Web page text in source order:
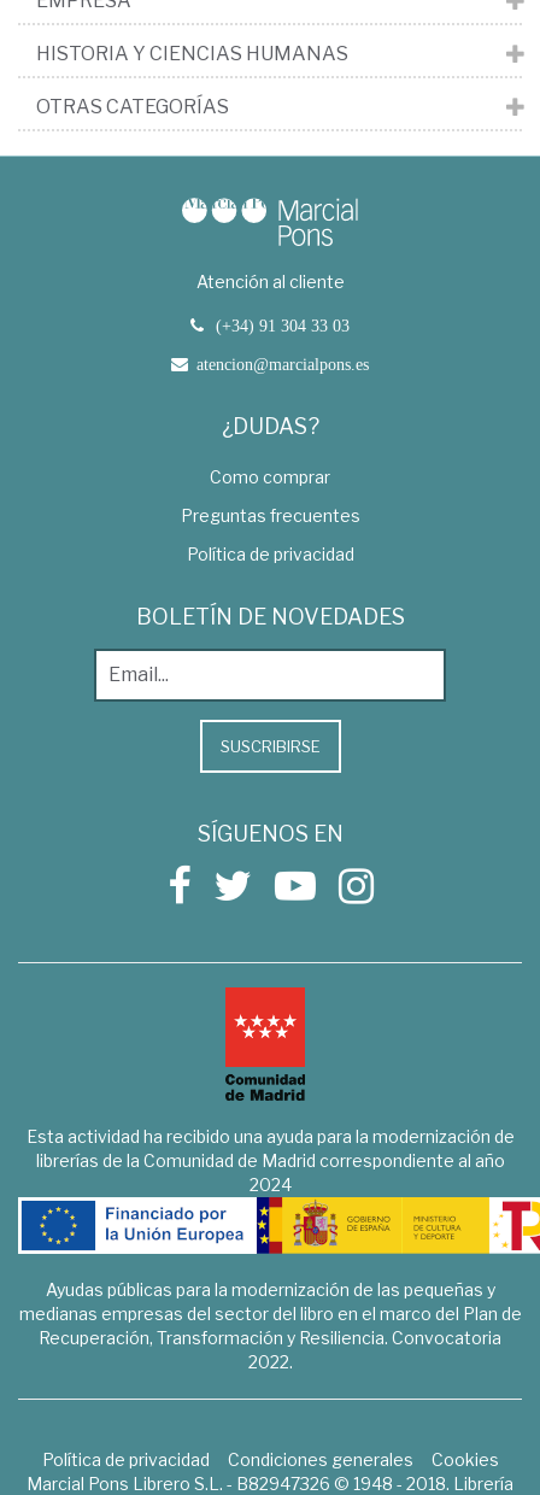
HISTORIA Y CIENCIAS HUMANAS
OTRAS CATEGORÍAS
Atención al cliente
(+34) 91 304 33 03
atencion@marcialpons.es
¿DUDAS?
Como comprar
Preguntas frecuentes
Política de privacidad
BOLETÍN DE NOVEDADES
SUSCRIBIRSE
SÍGUENOS EN
Esta actividad ha recibido una ayuda para la modernización de
librerías de la Comunidad de Madrid correspondiente al año
2024
Ayudas públicas para la modernización de las pequeñas y
medianas empresas del sector del libro en el marco del Plan de
Recuperación, Transformación y Resiliencia. Convocatoria
2022.
Política de privacidad Condiciones generales
Cookies
Marcial Pons Librero S.L. - B82947326 © 1948 - 2018. Librería